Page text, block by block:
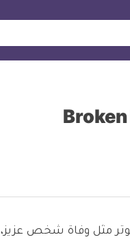
مثل وفاة شخص عزيز،